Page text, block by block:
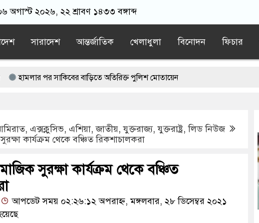
অগাস্ট ২০২৬, ২২ শ্রাবণ ১৪৩৩ বঙ্গাব্দ
সারাদেশ আন্তর্জাতিক খেলাধুলা বিনোদন ফিচার
সাকিবের বাড়িতে অতিরিক্ত পুলিশ মোতায়েন
বিক্ষোভ জুলাই সনদ নিয়ে প্রতারণা করলে পরিণতি ভালো হবে না: ফয়জুল করিম
, এক্সক্লুসিভ, এশিয়া,জাতীয়,যুক্তরাজ্য,যুক্তরাষ্ট্র,লিড নিউজ
কার্যক্রম থেকে বঞ্চিত রিকশাচালকরা
সুরক্ষা কার্যক্রম থেকে বঞ্চিত
আপডেট সময় ০২:২৬:১২ অপরাহ্ন, মঙ্গলবার, ২৮ ডিসেম্বর ২০২১